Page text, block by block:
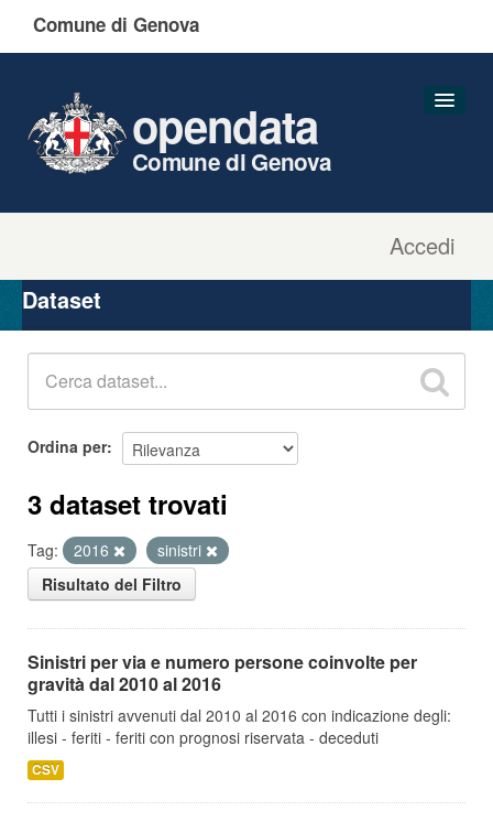
Comune di Genova
Accedi
opendata
Comune di Genova
Organizzazioni
Gruppi
Dataset
Ordina per
3 dataset trovati
Tag: 2016
sinistri
Risultato del Filtro
Sinistri per via e numero persone coinvolte per
gravità dal 2010 al 2016
Tutti i sinistri avvenuti dal 2010 al 2016 con indicazione degli:
illesi - feriti - feriti con prognosi riservata - deceduti
CSV